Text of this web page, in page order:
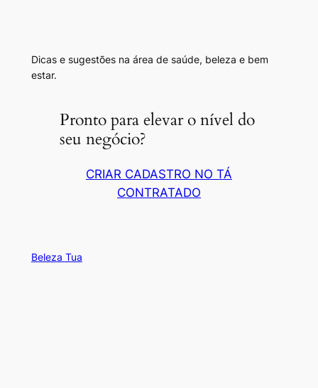
Dicas e sugestões na área de saúde, beleza e bem
estar.
Pronto para elevar o nível do
seu negócio?
CRIAR CADASTRO NO TÁ
CONTRATADO
Beleza Tua